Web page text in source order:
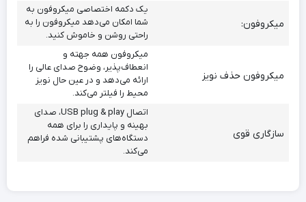
میکروفون:
یک دکمه اختصاصی میکروفون به
شما امکان می‌دهد میکروفون را به
راحتی روشن و خاموش کنید.
میکروفون حذف نویز
میکروفون همه جهته و
انعطاف‌پذیر، وضوح صدای عالی را
ارائه می‌دهد و در عین حال نویز
محیط را فیلتر می‌کند.
سازگاری قوی
اتصال USB plug & play، صدای
بهینه و پایداری را برای همه
دستگاه‌های پشتیبانی شده فراهم
می‌کند.